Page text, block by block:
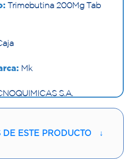
Trimebutina 200Mg Tab
Mk
S.A.
ESTE PRODUCTO ↓